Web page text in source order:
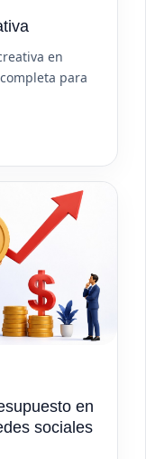
en
para
en
sociales